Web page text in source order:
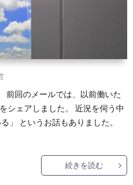
前回のメールでは、以前働いた
シェアしました。 近況を伺う中
」 というお話もありました。
続きを読む